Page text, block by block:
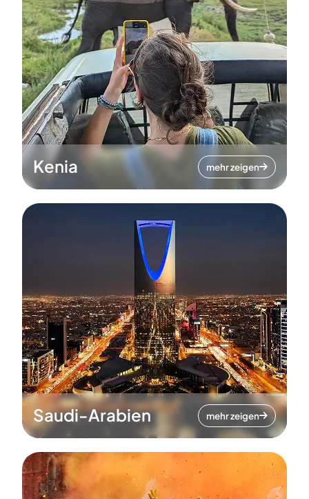
Kenia mehr zeigen
Saudi-Arabien mehr zeigen